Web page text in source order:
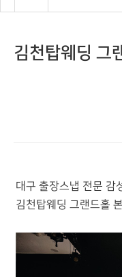
김천탑웨딩 그
대구 출장스냅 전문 감
김천탑웨딩 그랜드홀